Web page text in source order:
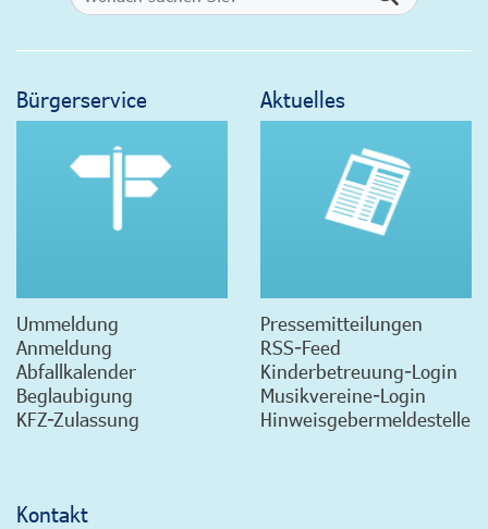
Bürgerservice
Ummeldung
Anmeldung
Abfallkalender
Beglaubigung
KFZ-Zulassung
Aktuelles
Pressemitteilungen
RSS-Feed
Kinderbetreuung-Login
Musikvereine-Login
Hinweisgebermeldestelle
Kontakt